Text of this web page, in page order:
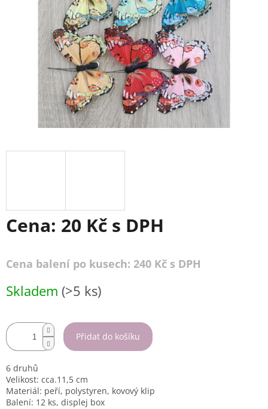
Cena: 20 Kč s DPH
Cena balení po kusech: 240 Kč s DPH
cena:
Skladem (>5 ks)
Přidat do košíku
6 druhů
Velikost: cca.11,5 cm
Materiál: peří, polystyren, kovový klip
Balení: 12 ks, displej box